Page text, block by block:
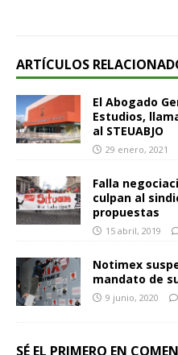
ARTÍCULOS
El Abogado
Estudios,
al STEUABJO
29 enero, 2021
Falla
culpan al
propuestas
15 abril, 2019
Notimex
mandato de
9 junio, 2020
SÉ EL PRIMERO EN